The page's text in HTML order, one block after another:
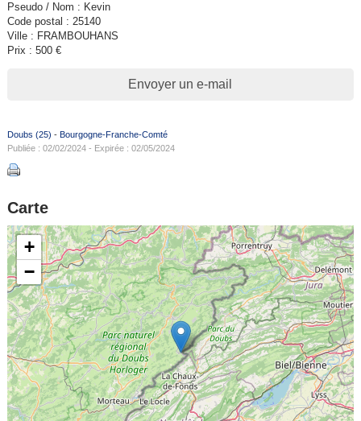
Pseudo / Nom : Kevin
Code postal : 25140
Ville : FRAMBOUHANS
Prix : 500 €
Envoyer un e-mail
Doubs (25) - Bourgogne-Franche-Comté
Publiée : 02/02/2024 - Expirée : 02/05/2024
Carte
+
−